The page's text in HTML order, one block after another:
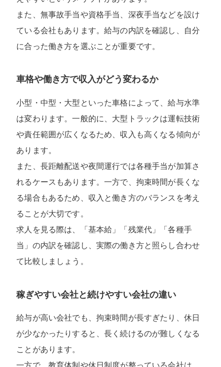
また、無事故手当や資格手当、深夜手当などを設け
ている会社もあります。給与の内訳を確認し、自分
に合った働き方を選ぶことが重要です。
車格や働き方で収入がどう変わるか
小型・中型・大型といった車格によって、給与水準
は変わります。一般的に、大型トラックは運転技術
や責任範囲が広くなるため、収入も高くなる傾向が
あります。
また、長距離配送や夜間運行では各種手当が加算さ
れるケースもあります。一方で、拘束時間が長くな
る場合もあるため、収入と働き方のバランスを考え
ることが大切です。
求人を見る際は、「基本給」「残業代」「各種手
当」の内訳を確認し、実際の働き方と照らし合わせ
て比較しましょう。
稼ぎやすい会社と続けやすい会社の違い
給与が高い会社でも、拘束時間が長すぎたり、休日
が少なかったりすると、長く続けるのが難しくなる
ことがあります。
一方で、教育体制や休日制度が整っている会社は、